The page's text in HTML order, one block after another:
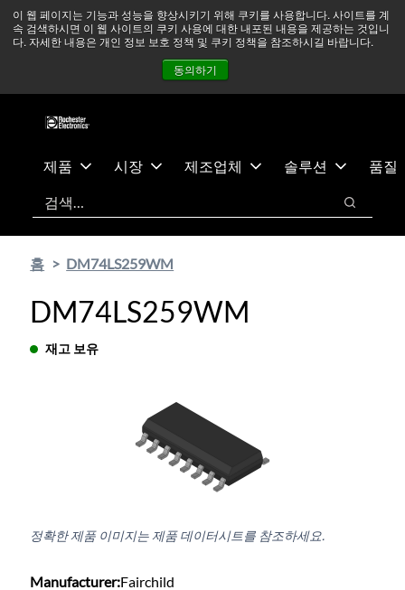
이 웹 페이지는 기능과 성능을 향상시키기 위해 쿠키를 사용합니다. 사이트를 계
속 검색하시면 이 웹 사이트의 쿠키 사용에 대한 내포된 내용을 제공하는 것입니
다. 자세한 내용은 개인 정보 보호 정책 및 쿠키 정책을 참조하시길 바랍니다.
동의하기
츠
건
중동 지역 상황을 지속적으로 주시하고 있으며, 모든 서비스는
정상적으로 운영되고 있습니다. 더 읽어보기 →
뉴스
문의하기
제품 시장 제조업체 솔루션
품질
검색
검색
홈 DM74LS259WM
DM74LS259WM
재고 보유
정확한 제품 이미지는 제품 데이터시트를 참조하세요.
Manufacturer:Fairchild